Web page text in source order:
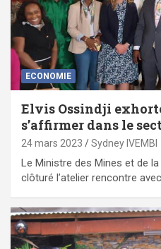
ECONOMIE
Elvis Ossindji
s’affirmer dans le
24 mars 2023 Sydney IVEMBI
Le Ministre des Mines et de la
clôturé l’atelier rencontre